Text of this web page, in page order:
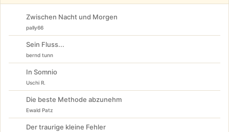
Zwischen Nacht und Morgen
pally66
Sein Fluss...
bernd tunn
In Somnio
Uschi R.
Die beste Methode abzunehm
Ewald Patz
Der traurige kleine Fehler